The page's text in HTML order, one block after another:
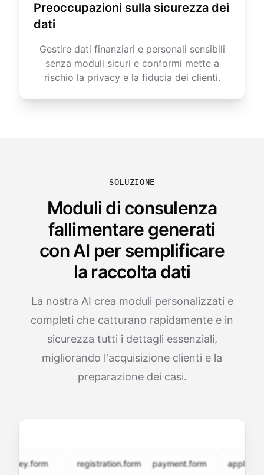
Preoccupazioni sulla sicurezza dei
dati
Gestire dati finanziari e personali sensibili
senza moduli sicuri e conformi mette a
rischio la privacy e la fiducia dei clienti.
SOLUZIONE
Moduli di consulenza
fallimentare generati
con AI per semplificare
la raccolta dati
La nostra AI crea moduli personalizzati e
completi che catturano rapidamente e in
sicurezza tutti i dettagli essenziali,
migliorando l'acquisizione clienti e la
preparazione dei casi.
registration.form payment.form